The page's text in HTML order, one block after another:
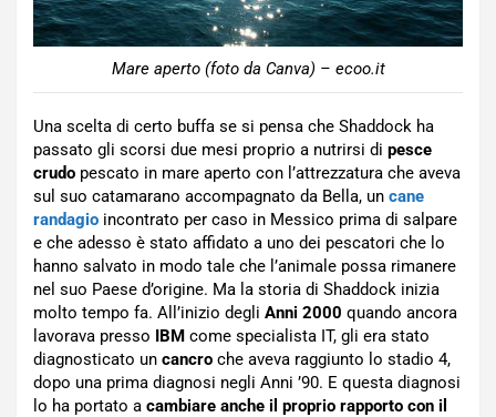
Mare aperto (foto da Canva) – ecoo.it
Una scelta di certo buffa se si pensa che Shaddock ha
passato gli scorsi due mesi proprio a nutrirsi di pesce
crudo pescato in mare aperto con l’attrezzatura che aveva
sul suo catamarano accompagnato da Bella, un cane
randagio incontrato per caso in Messico prima di salpare
e che adesso è stato affidato a uno dei pescatori che lo
hanno salvato in modo tale che l’animale possa rimanere
nel suo Paese d’origine. Ma la storia di Shaddock inizia
molto tempo fa. All’inizio degli Anni 2000 quando ancora
lavorava presso IBM come specialista IT, gli era stato
diagnosticato un cancro che aveva raggiunto lo stadio 4,
dopo una prima diagnosi negli Anni ’90. E questa diagnosi
lo ha portato a cambiare anche il proprio rapporto con il